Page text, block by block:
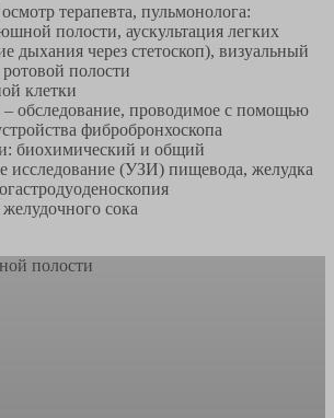
терапевта, пульмонолога:
полости, аускультация легких
дыхания через стетоскоп), визуальный
полости
клетки
– обследование, проводимое с помощью
фибробронхоскопа
биохимический и общий
исследование (УЗИ) пищевода, желудка
сока
полости